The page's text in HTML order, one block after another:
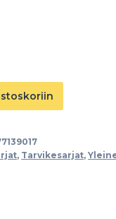
, Tarvikesarjat,